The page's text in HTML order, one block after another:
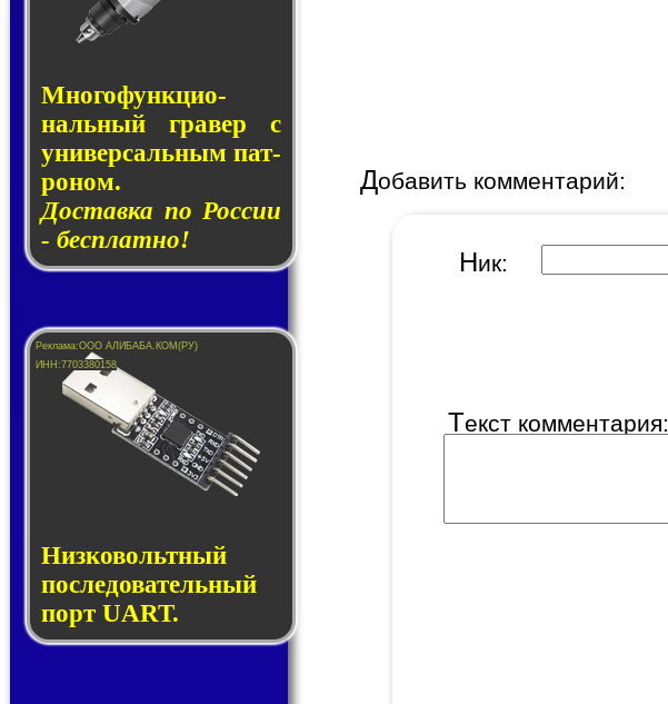
Много­функ­цио­
наль­ный гра­вер с
уни­вер­саль­ным пат­
ро­ном.
Доставка по России
- бесплатно!
Низковольтный
последовательный
порт UART.
Добавить комментарий:
Ник:
Текст комментария: